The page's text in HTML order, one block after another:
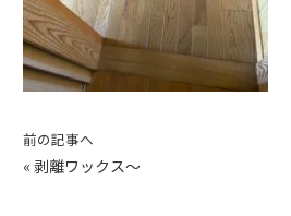
前の記事へ
« 剥離ワックス〜